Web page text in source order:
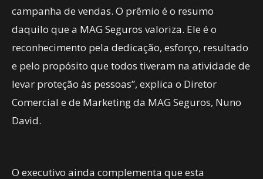
campanha de vendas. O prêmio é o resumo
daquilo que a MAG Seguros valoriza. Ele é o
reconhecimento pela dedicação, esforço, resultado
e pelo propósito que todos tiveram na atividade de
levar proteção às pessoas”, explica o Diretor
Comercial e de Marketing da MAG Seguros, Nuno
David.
O executivo ainda complementa que esta